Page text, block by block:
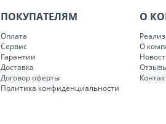
ПОКУПАТЕЛЯМ
Оплата
Сервис
Гарантии
Доставка
Договор оферты
Политика конфиденциальности
О
О